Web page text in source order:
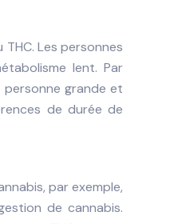
Les personnes
lent. Par
personne grande et
de durée de
par exemple,
de cannabis.